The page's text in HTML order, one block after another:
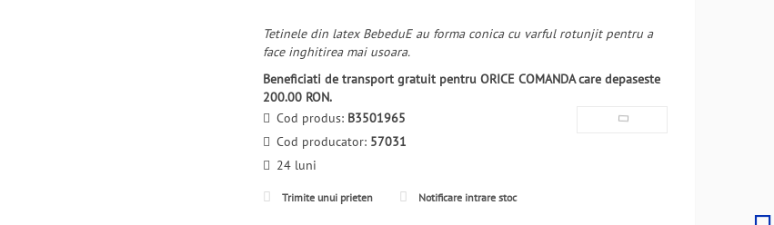
Tetinele din latex BebeduE au forma conica cu varful rotunjit pentru a
face inghitirea mai usoara.
Beneficiati de transport gratuit pentru ORICE COMANDA care depaseste
200.00 RON.
Cod produs: B3501965
Cod producator: 57031
24 luni
Trimite unui prieten Notificare intrare stoc